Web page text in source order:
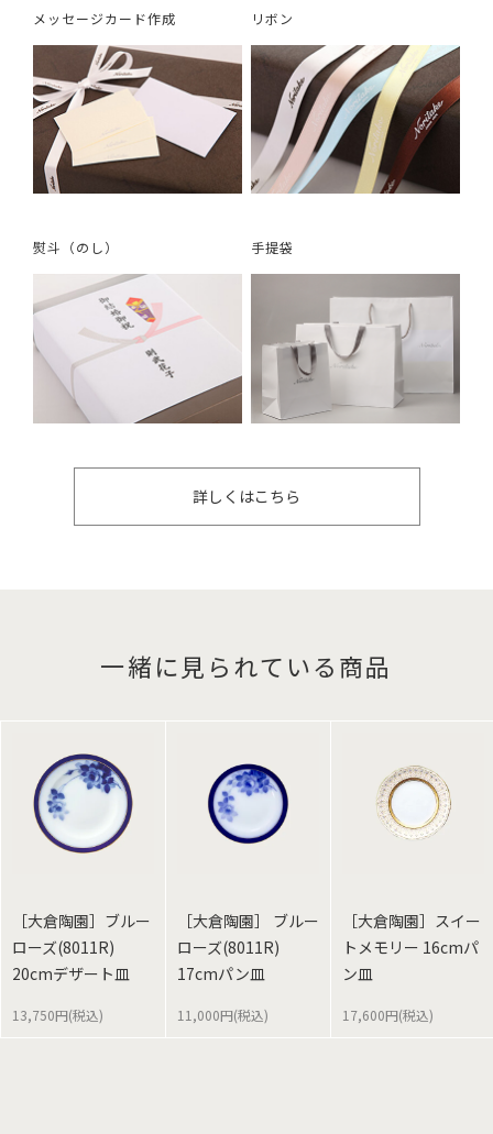
メッセージカード作成 リボン
熨斗（のし） 手提袋
詳しくはこちら
一緒に見られている商品
［大倉陶園］ブルー
ローズ(8011R)
20cmデザート皿
13,750円(税込)
［大倉陶園］ ブルー
ローズ(8011R)
17cmパン皿
11,000円(税込)
［大倉陶園］スイー
トメモリー 16cmパ
ン皿
17,600円(税込)